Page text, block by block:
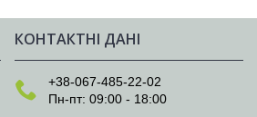
КОНТАКТНІ ДАНІ
+38-067-485-22-02
Пн-пт: 09:00 - 18:00